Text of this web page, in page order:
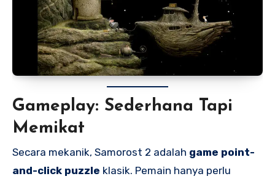
Gameplay: Sederhana Tapi
Memikat
Secara mekanik, Samorost 2 adalah game point-
and-click puzzle klasik. Pemain hanya perlu